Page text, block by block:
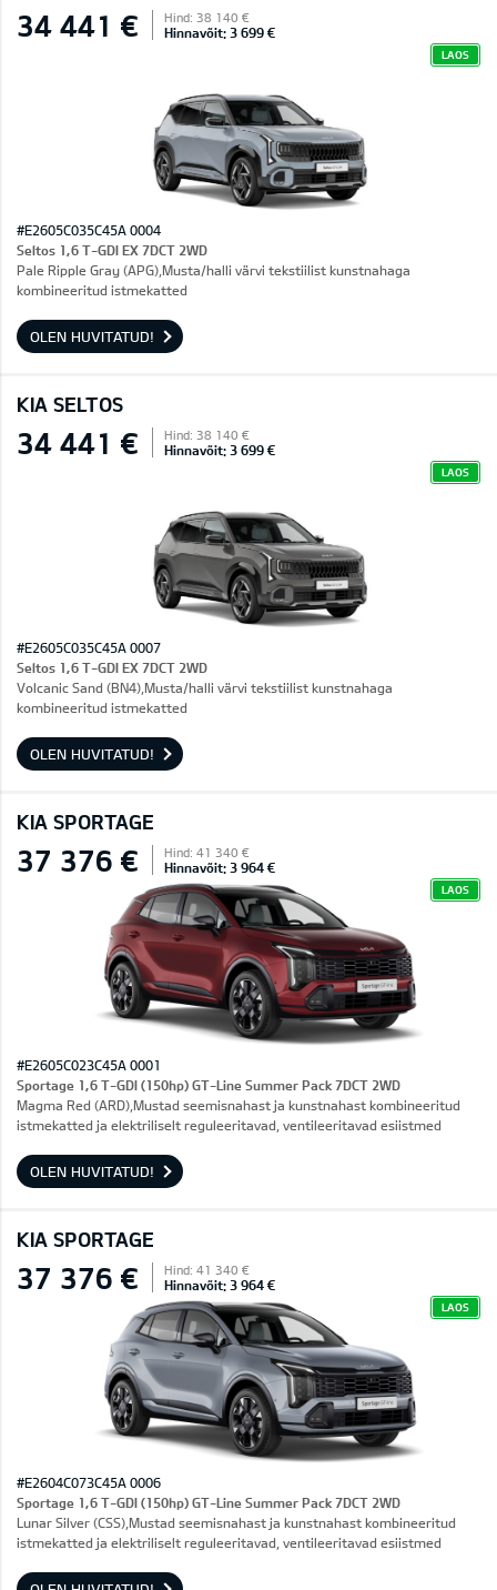
34 441 € Hind: 38 140 €
Hinnavõit: 3 699 €
LAOS
#E2605C035C45A 0004
Seltos 1,6 T-GDI EX 7DCT 2WD
Pale Ripple Gray (APG),Musta/halli värvi tekstiilist kunstnahaga
kombineeritud istmekatted
OLEN HUVITATUD!
KIA SELTOS
34 441 € Hind: 38 140 €
Hinnavõit: 3 699 €
LAOS
#E2605C035C45A 0007
Seltos 1,6 T-GDI EX 7DCT 2WD
Volcanic Sand (BN4),Musta/halli värvi tekstiilist kunstnahaga
kombineeritud istmekatted
OLEN HUVITATUD!
KIA SPORTAGE
37 376 € Hind: 41 340 €
Hinnavõit: 3 964 €
LAOS
#E2605C023C45A 0001
Sportage 1,6 T-GDI (150hp) GT-Line Summer Pack 7DCT 2WD
Magma Red (ARD),Mustad seemisnahast ja kunstnahast kombineeritud
istmekatted ja elektriliselt reguleeritavad, ventileeritavad esiistmed
OLEN HUVITATUD!
KIA SPORTAGE
37 376 € Hind: 41 340 €
Hinnavõit: 3 964 €
LAOS
#E2604C073C45A 0006
Sportage 1,6 T-GDI (150hp) GT-Line Summer Pack 7DCT 2WD
Lunar Silver (CSS),Mustad seemisnahast ja kunstnahast kombineeritud
istmekatted ja elektriliselt reguleeritavad, ventileeritavad esiistmed